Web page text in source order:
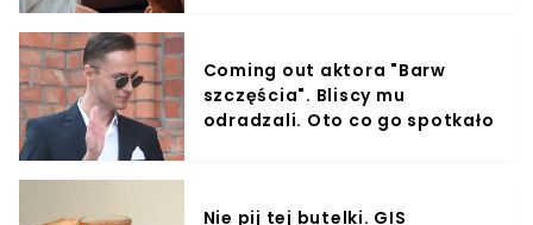
Coming out aktora "Barw
szczęścia". Bliscy mu
odradzali. Oto co go spotkało
Nie pij tej butelki. GIS